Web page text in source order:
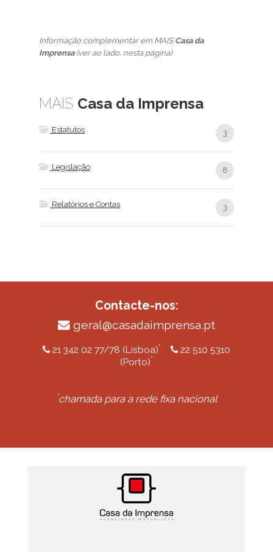
Informação complementar em MAIS Casa da
Imprensa(ver ao lado, nesta página)
MAIS Casa da Imprensa
Estatutos 3
Legislação 8
Relatórios e Contas 3
Contacte-nos:
geral@casadaimprensa.pt
21 342 02 77/78 (Lisboa)*
22 510 5310
(Porto)*
*chamada para a rede fixa nacional